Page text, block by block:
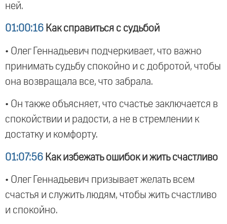
ней.
01:00:16 Как справиться с судьбой
• Олег Геннадьевич подчеркивает, что важно
принимать судьбу спокойно и с добротой, чтобы
она возвращала все, что забрала.
• Он также объясняет, что счастье заключается в
спокойствии и радости, а не в стремлении к
достатку и комфорту.
01:07:56 Как избежать ошибок и жить счастливо
• Олег Геннадьевич призывает желать всем
счастья и служить людям, чтобы жить счастливо
и спокойно.